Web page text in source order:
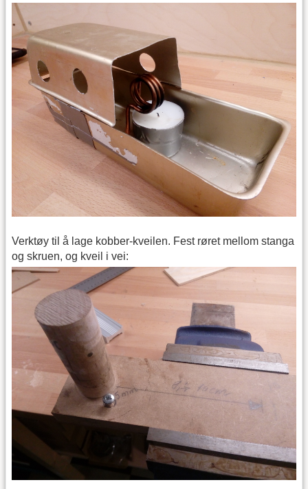
Verktøy til å lage kobber-kveilen. Fest røret mellom stanga
og skruen, og kveil i vei: